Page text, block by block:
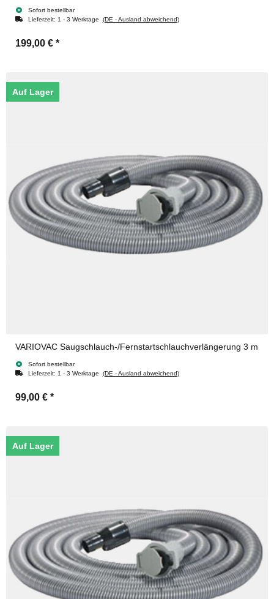
Sofort bestellbar
Lieferzeit: 1 - 3 Werktage (DE - Ausland abweichend)
199,00 € *
Auf Lager
VARIOVAC Saugschlauch-/Fernstartschlauchverlängerung 3 m
Sofort bestellbar
Lieferzeit: 1 - 3 Werktage (DE - Ausland abweichend)
99,00 € *
Auf Lager